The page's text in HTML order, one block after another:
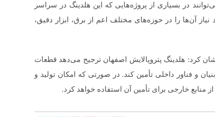
در بسیاری از پروژه‌هایی که این هلدینگ در سراسر
آن‌ها را در حوزه‌های مختلف اعم از برق، ابزار دقیق،
کرد: هلدینگ پتروپالایش اصفهان ترجیح می‌دهد قطعات
و فناور داخلی تأمین کند. در صورتی که امکان تولید و
منابع خارجی برای تأمین آن استفاده خواهد کرد.